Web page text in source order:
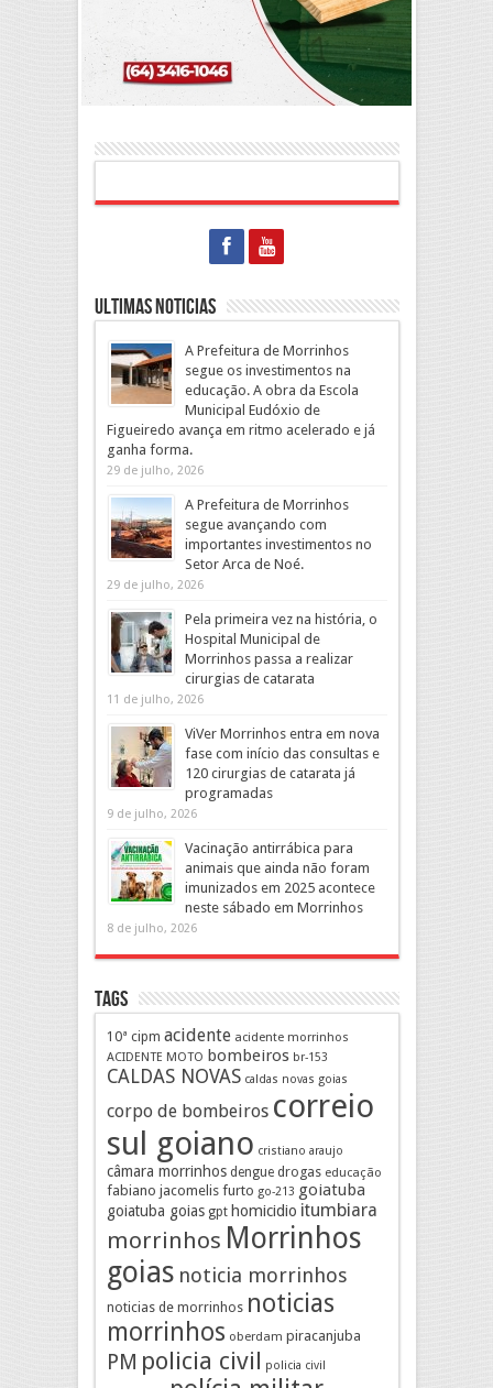
Ultimas Noticias
A Prefeitura de Morrinhos
segue os investimentos na
educação. A obra da Escola
Municipal Eudóxio de
Figueiredo avança em ritmo acelerado e já
ganha forma.
29 de julho, 2026
A Prefeitura de Morrinhos
segue avançando com
importantes investimentos no
Setor Arca de Noé.
29 de julho, 2026
Pela primeira vez na história, o
Hospital Municipal de
Morrinhos passa a realizar
cirurgias de catarata
11 de julho, 2026
ViVer Morrinhos entra em nova
fase com início das consultas e
120 cirurgias de catarata já
programadas
9 de julho, 2026
Vacinação antirrábica para
animais que ainda não foram
imunizados em 2025 acontece
neste sábado em Morrinhos
8 de julho, 2026
Tags
10ª cipm acidente acidente morrinhos
ACIDENTE MOTO bombeiros br-153
CALDAS NOVAS caldas novas goias
corpo de bombeiros correio
sul goiano cristiano araujo
câmara morrinhos dengue drogas educação
fabiano jacomelis furto go-213 goiatuba
goiatuba goias gpt homicidio itumbiara
morrinhos Morrinhos
goias noticia morrinhos
noticias de morrinhos noticias
morrinhos oberdam piracanjuba
PM policia civil policia civil